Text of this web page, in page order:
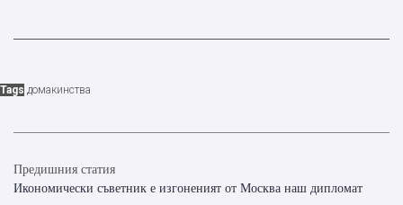
Tags домакинства
Предишния статия
Икономически съветник е изгоненият от Москва наш дипломат